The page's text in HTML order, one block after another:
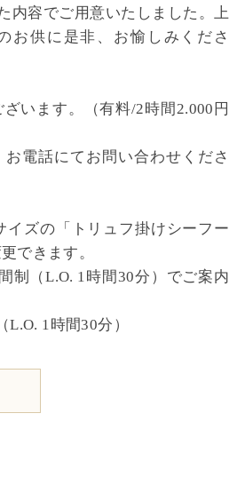
内容でご用意いたしました。上
お供に是非、お愉しみくださ
います。（有料/2時間2.000円
お電話にてお問い合わせくださ
ズの「トリュフ掛けシーフー
できます。
制（L.O. 1時間30分）でご案内
1時間30分）